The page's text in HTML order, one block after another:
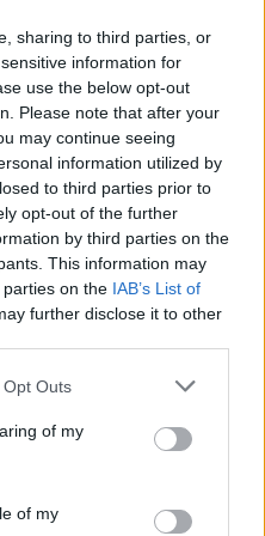
sharing to third parties, or
information for
use the below opt-out
Please note that after your
may continue seeing
information utilized by
to third parties prior to
opt-out of the further
by third parties on the
This information may
on the IAB’s List of
further disclose it to other
Outs
of my
of my
detta innehåll.